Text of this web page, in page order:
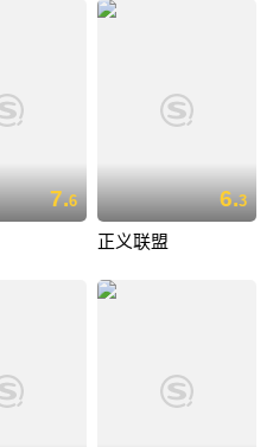
7.6 6.3
正义联盟